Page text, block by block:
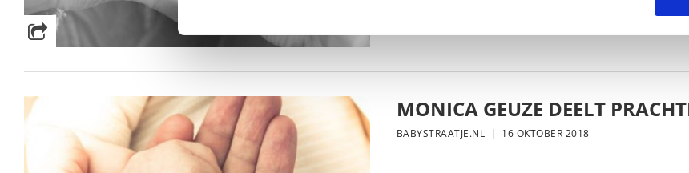
MONICA GEUZE DEELT
BABYSTRAATJE.NL 16 OKTOBER 2018